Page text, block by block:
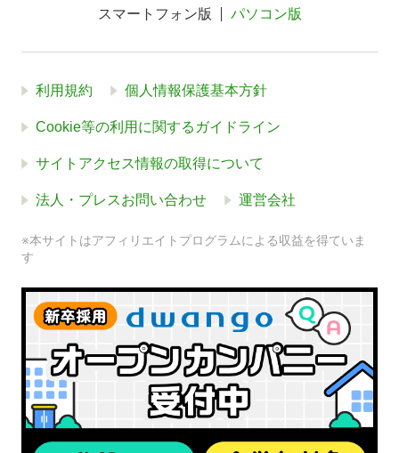
スマートフォン版 パソコン版
利用規約 個人情報保護基本方針
Cookie等の利用に関するガイドライン
サイトアクセス情報の取得について
法人・プレスお問い合わせ 運営会社
※本サイトはアフィリエイトプログラムによる収益を得ていま
す